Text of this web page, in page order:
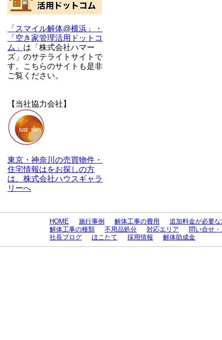
「スマイル解体@横浜」・
「空き家管理活用ドットコ
ム」 は「株式会社ハマー
ズ」のサテライトサイトで
す。こちらのサイトも是非
ご覧ください。
【当社協力会社】
東京・神奈川の売買物件・
住宅情報はをお探しの方
は、株式会社ハウスギャラ
リーへ
HOME 施行事例 解体工事の費用
追加料金が必要
解体工事の種類
不用品処分 対応エリア
問い合せ
社長ブログ
ほこたて 採用情報 解体助成金